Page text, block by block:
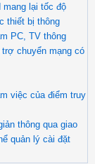
mang lại tốc độ
thiết bị thông
PC, TV thông
chuyển mạng có
việc của điểm truy
thông qua giao
quản lý cài đặt